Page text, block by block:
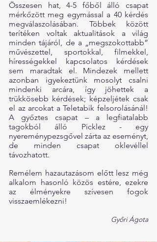
Összesen hat, 4-5 főből álló csapat
mérkőzött meg egymással a 40 kérdés
megválaszolásában. Többek között
terítéken voltak aktualitások a világ
minden tájáról, de a „megszokottabb”
művészettel, sportokkal, filmekkel,
hírességekkel kapcsolatos kérdések
sem maradtak el. Mindezek mellett
azonban igyekeztünk mosolyt csalni
mindenki arcára, így jöhettek a
trükkösebb kérdések; képzeljétek csak
el az arcokat a Teletabik felsorolásánál!
A győztes csapat – a legfiatalabb
tagokból álló Picklez - egy
nyereménypezsgővel zárta az eseményt,
de minden csapat oklevéllel
távozhatott.
Remélem hazautazásom előtt lesz még
alkalom hasonló közös estére, ezekre
az élményekre szívesen fogok
visszaemlékezni!
Győri Ágota